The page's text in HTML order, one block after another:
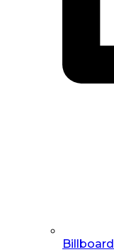
Billboard